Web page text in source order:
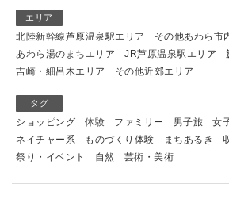
エリア
北陸新幹線芦原温泉駅エリア
その他あわら市
あわら湯のまちエリア
JR芦原温泉駅エリア
吉崎・細呂木エリア
その他近郊エリア
タグ
ショッピング 体験 ファミリー 男子旅 女
ネイチャー系
ものづくり体験 まちあるき
祭り・イベント
自然 芸術・美術